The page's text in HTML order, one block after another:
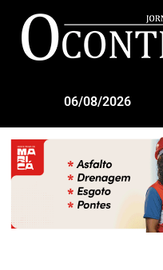
06/08/2026